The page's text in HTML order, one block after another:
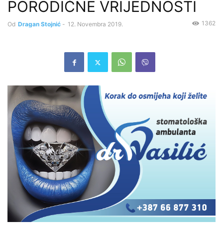
PORODIČNE VRIJEDNOSTI
Od Dragan Stojnić - 12. Novembra 2019. 1362